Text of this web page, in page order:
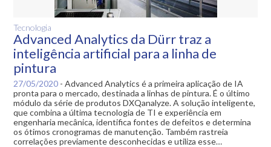
Tecnologia
Advanced Analytics da Dürr traz a
inteligência artificial para a linha de
pintura
27/05/2020 -Advanced Analytics é a primeira aplicação de IA
pronta para o mercado, destinada a linhas de pintura. É o último
módulo da série de produtos DXQanalyze. A solução inteligente,
que combina a última tecnologia de TI e experiência em
engenharia mecânica, identifica fontes de defeitos e determina
os ótimos cronogramas de manutenção. Também rastreia
correlações previamente desconhecidas e utiliza esse…